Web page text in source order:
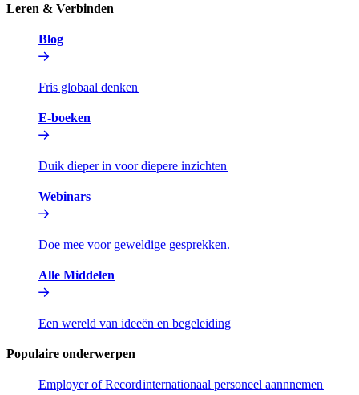
Leren & Verbinden​​
Blog​​
Fris globaal denken​​
E-boeken​​
Duik dieper in voor diepere inzichten​​
Webinars​​
Doe mee voor geweldige gesprekken.​​
Alle Middelen​​
Een wereld van ideeën en begeleiding​​
Populaire onderwerpen​​
Employer of Record​​internationaal personeel aannnemen​​